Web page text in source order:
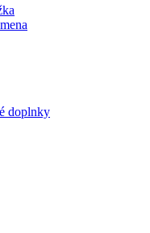
doplnky